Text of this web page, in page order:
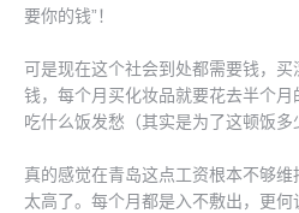
要你的钱”！
可是现在这个社会到处都需要钱，
钱，每个月买化妆品就要花去半个
吃什么饭发愁（其实是为了这顿饭多
真的感觉在青岛这点工资根本不够
太高了。每个月都是入不敷出，更